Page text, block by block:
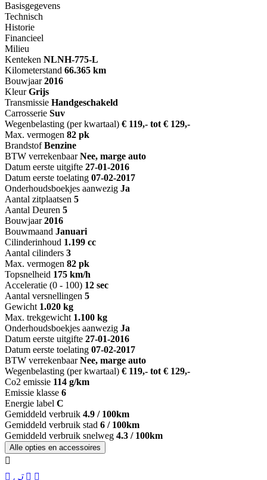
Basisgegevens
Technisch
Historie
Financieel
Milieu
Kenteken NLNH-775-L
Kilometerstand 66.365 km
Bouwjaar 2016
Kleur Grijs
Transmissie Handgeschakeld
Carrosserie Suv
Wegenbelasting (per kwartaal) € 119,- tot € 129,-
Max. vermogen 82 pk
Brandstof Benzine
BTW verrekenbaar Nee, marge auto
Datum eerste uitgifte 27-01-2016
Datum eerste toelating 07-02-2017
Onderhoudsboekjes aanwezig Ja
Aantal zitplaatsen 5
Aantal Deuren 5
Bouwjaar 2016
Bouwmaand Januari
Cilinderinhoud 1.199 cc
Aantal cilinders 3
Max. vermogen 82 pk
Topsnelheid 175 km/h
Acceleratie (0 - 100) 12 sec
Aantal versnellingen 5
Gewicht 1.020 kg
Max. trekgewicht 1.100 kg
Onderhoudsboekjes aanwezig Ja
Datum eerste uitgifte 27-01-2016
Datum eerste toelating 07-02-2017
BTW verrekenbaar Nee, marge auto
Wegenbelasting (per kwartaal) € 119,- tot € 129,-
Co2 emissie 114 g/km
Emissie klasse 6
Energie label C
Gemiddeld verbruik 4.9 / 100km
Gemiddeld verbruik stad 6 / 100km
Gemiddeld verbruik snelweg 4.3 / 100km
Alle opties en accessoires